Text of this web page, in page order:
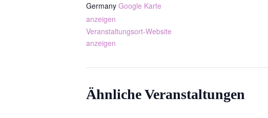
Germany Google Karte
anzeigen
Veranstaltungsort-Website
anzeigen
Ähnliche Veranstaltungen